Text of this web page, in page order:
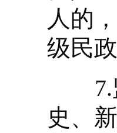
人的
级民
7.监
史、